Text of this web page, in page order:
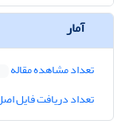
آمار
تعداد مشاهده مقاله
تعداد دریافت فایل